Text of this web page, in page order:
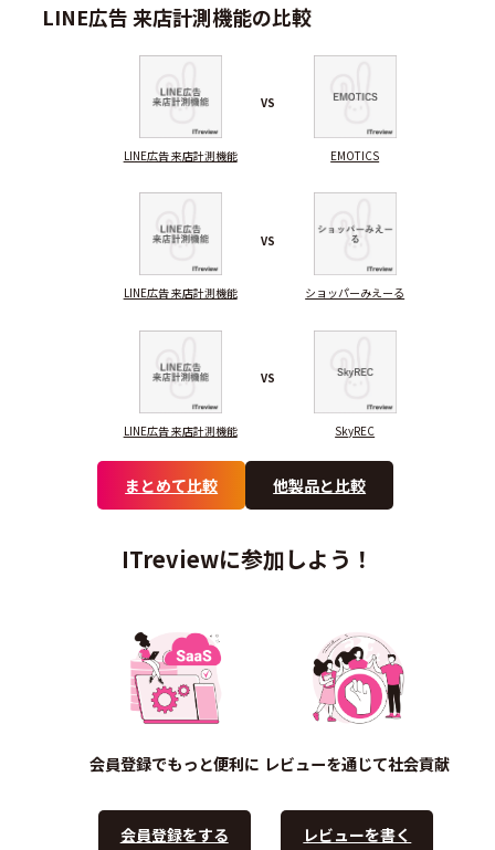
LINE広告 来店計測機能の比較
LINE広告 来店計測機能
VS
EMOTICS
LINE広告 来店計測機能
VS
ショッパーみえーる
LINE広告 来店計測機能
VS
SkyREC
まとめて比較 他製品と比較
ITreviewに参加しよう！
会員登録でもっと便利に
会員登録をする
レビューを通じて社会貢献
レビューを書く